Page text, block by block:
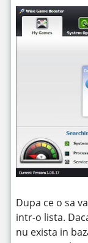
Dupa ce o sa
intr-o lista.
nu exista in